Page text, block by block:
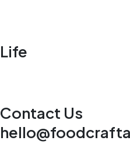
Life
Contact Us